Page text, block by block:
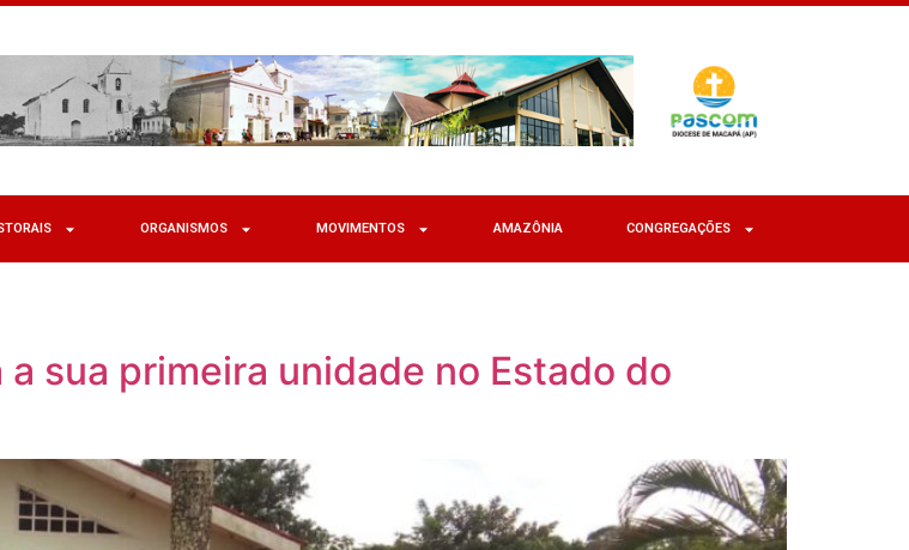
ORGANISMOS MOVIMENTOS AMAZÔNIA CONGREGAÇÕES
sua primeira unidade no Estado do